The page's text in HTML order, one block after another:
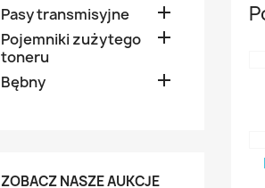
Pasy transmisyjne 
Pojemniki zużytego
toneru

Bębny 
ZOBACZ NASZE AUKCJE